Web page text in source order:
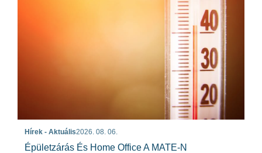
Hírek - Aktuális2026. 08. 06.
Épületzárás És Home Office A MATE-N